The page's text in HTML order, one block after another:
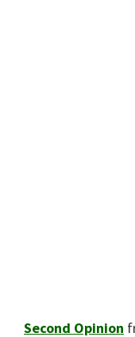
Second Opinion